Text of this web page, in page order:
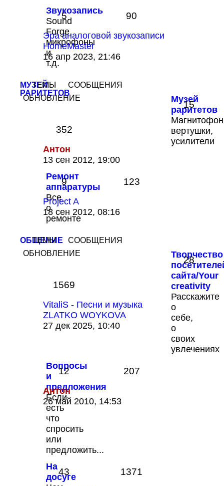
последнему
сообщению
Звукозапись
Sound
Forge,
микрофоны
и
т.д.
5 90
Эра аналоговой звукозаписи
HomeMaster
Перейти
сообщению
16 апр 2023, 21:46
МУЗЕЙ
РАРИТЕТОВ
ТЕМЫ
СООБЩЕНИЯ
ОБНОВЛЕНИЕ
Музей
раритетов
вертушки,
усилители
15
352
Антон
Перейти
последнему
сообщению
13 сен 2012, 19:00
Ремонт
аппаратуры
Все
о
ремонте
9 123
Project A
Перейти
сообщению
18 сен 2012, 08:16
ОБЩЕНИЕ
ТЕМЫ
СООБЩЕНИЯ
ОБНОВЛЕНИЕ
Творчество
сайта/Your
creativity
Расскажите
о
себе,
о
своих
увлечениях
28
1569
VitaliS - Песни и музыка
ZLATKO WOYKOVA
последнему
сообщению
27 дек 2025, 10:40
Вопросы
и
предложения
Если
есть
что
спросить
или
предложить...
12 207
Антон
Перейти
сообщению
26 май 2010, 14:53
На
досуге
43 1371